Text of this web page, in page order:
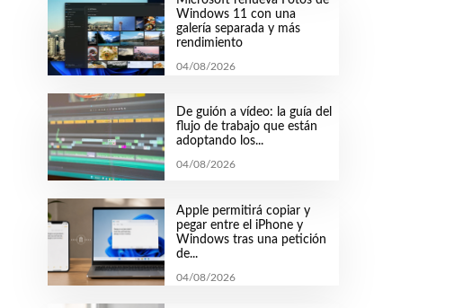
Windows 11 con una
galería separada y más
rendimiento
04/08/2026
De guión a vídeo: la guía del
flujo de trabajo que están
adoptando los...
04/08/2026
Apple permitirá copiar y
pegar entre el iPhone y
Windows tras una petición
de...
04/08/2026